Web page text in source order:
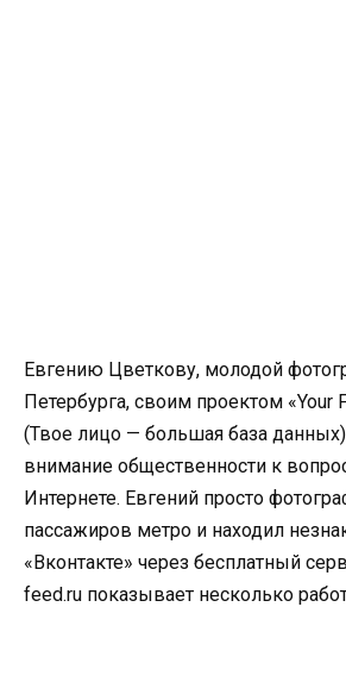
Евгению Цветкову, молодой
Петербурга, своим проектом «Your
(Твое лицо — большая база
внимание общественности к
Интернете. Евгений просто
пассажиров метро и находил
«Вконтакте» через бесплатный
feed.ru показывает несколько